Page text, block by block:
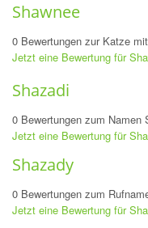
Shawnee
0 Bewertungen zur Katze
Jetzt eine Bewertung für
Shazadi
0 Bewertungen zum Namen
Jetzt eine Bewertung für
Shazady
0 Bewertungen zum
Jetzt eine Bewertung für